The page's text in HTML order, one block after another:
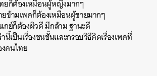
ยก็ต้องเหมือนผู้หญิงมากๆ
ข้ามเพศก็ต้องเหมือนผู้ชายมากๆ
กย์ก็ต้องผิวดี มีกล้าม ฐานะดี
านี้เป็นเรื่องชนชั้นและกรอบวิธีคิดเรื่องเพศที่
คนไทย